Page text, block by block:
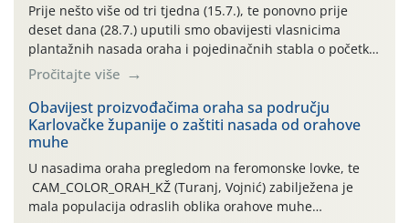
Prije nešto više od tri tjedna (15.7.), te ponovno prije
deset dana (28.7.) uputili smo obavijesti vlasnicima
plantažnih nasada oraha i pojedinačnih stabla o početku
leta i ovogodišnjoj potrebi usmjerenog suzbijanja
orahove muhe (Rhagoletis completa)! Već dvanaest dana
traje drugi ovogodišnji “toplinski udar”, koji naročito
izražen zadnja šest dana (31.7.-05.8.), jer najviše
temperature zraka svakodnevno […]
Pročitajte više
Obavijest proizvođačima oraha sa području
Karlovačke županije o zaštiti nasada od orahove
muhe
U nasadima oraha pregledom na feromonske lovke, te
CAM_COLOR_ORAH_KŽ (Turanj, Vojnić) zabilježena je
mala populacija odraslih oblika orahove muhe